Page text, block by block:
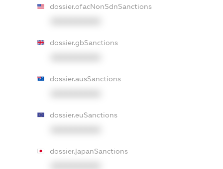
dossier.ofacNonSdnSanctions
dossier.gbSanctions
dossier.ausSanctions
dossier.euSanctions
dossier.japanSanctions